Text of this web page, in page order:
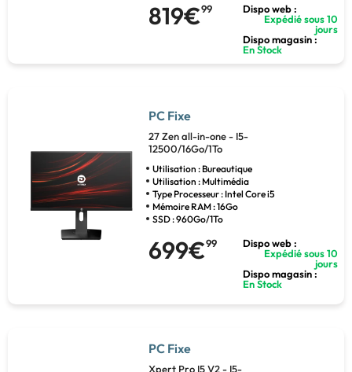
819€99
Dispo web :
Expédié sous 10
jours
Dispo magasin :
En Stock
PC Fixe
27 Zen all-in-one - I5-
12500/16Go/1To
Utilisation : Bureautique
Utilisation : Multimédia
Type Processeur : Intel Core i5
Mémoire RAM : 16Go
SSD : 960Go/1To
699€99
Dispo web :
Expédié sous 10
jours
Dispo magasin :
En Stock
PC Fixe
Xpert Pro I5 V2 - I5-